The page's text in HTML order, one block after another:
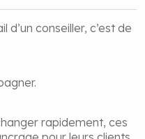
conseiller, c’est de
rapidement, ces